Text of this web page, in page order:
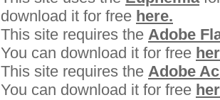
download it for free here.
This site requires the Adobe
You can download it for free
This site requires the Adobe
You can download it for free